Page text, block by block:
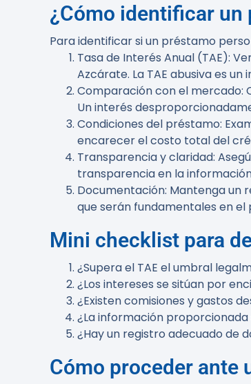
¿Cómo identificar
Para identificar si un préstamo
Tasa de Interés Anual (TAE):
Azcárate. La TAE abusiva es
Comparación con el mercado:
Un interés
Condiciones del préstamo:
encarecer el costo total del
Transparencia y claridad:
transparencia en la
Documentación: Mantenga un
que serán fundamentales en
Mini checklist para
¿Supera el TAE el umbral
¿Los intereses se sitúan por
¿Existen comisiones y gastos
¿La información
¿Hay un registro adecuado de
Cómo proceder ante